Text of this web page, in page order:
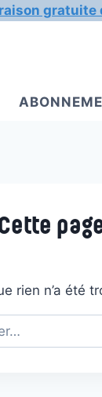
rien n’a été